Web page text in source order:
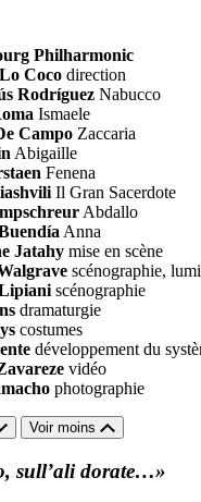
Philharmonic
Coco direction
Rodríguez Nabucco
Ismaele
Campo Zaccaria
Abigaille
Fenena
Il Gran Sacerdote
Abdallo
Anna
Jatahy mise en scène
scénographie,
scénographie
dramaturgie
costumes
développement du
vidéo
photographie
Voir moins
sull’ali dorate…»